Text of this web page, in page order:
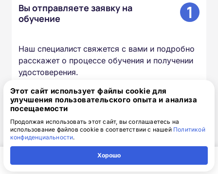
Вы отправляете заявку на
обучение
1
Наш специалист свяжется с вами и подробно
расскажет о процессе обучения и получении
удостоверения.
Мы готовим документы и
договор
2
Все гарантийные обязательства прописаны в
договоре, к нему прилагается счёт на оплату.
Этот сайт использует файлы cookie для
улучшения пользовательского опыта и анализа
посещаемости
Продолжая использовать этот сайт, вы соглашаетесь на
использование файлов cookie в соответствии с нашей Политикой
конфиденциальности.
Хорошо